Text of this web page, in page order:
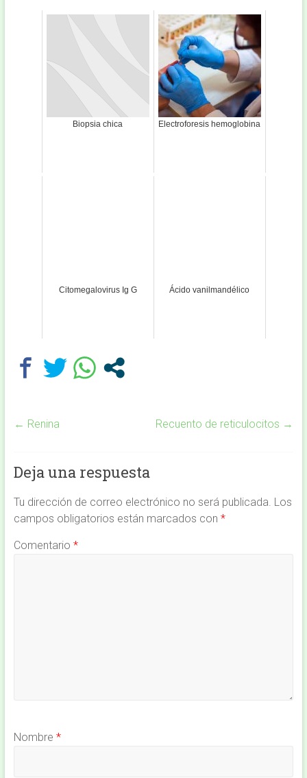
Biopsia chica Electroforesis hemoglobina
Citomegalovirus Ig G Ácido vanilmandélico
← Renina Recuento de reticulocitos →
Deja una respuesta
Tu dirección de correo electrónico no será publicada. Los
campos obligatorios están marcados con *
Comentario *
Nombre *